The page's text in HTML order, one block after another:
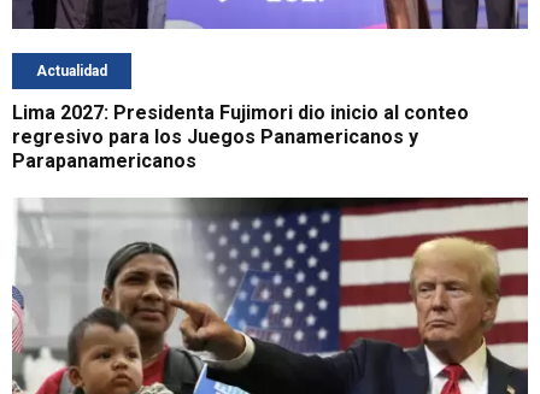
Actualidad
Lima 2027: Presidenta Fujimori dio inicio al conteo
regresivo para los Juegos Panamericanos y
Parapanamericanos